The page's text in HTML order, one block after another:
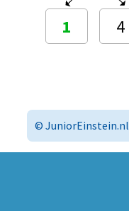
1 4
© JuniorEinstein.nl